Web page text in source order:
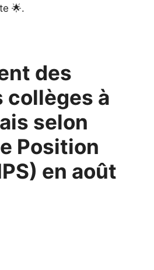
🌟.
des
collèges à
selon
Position
en août